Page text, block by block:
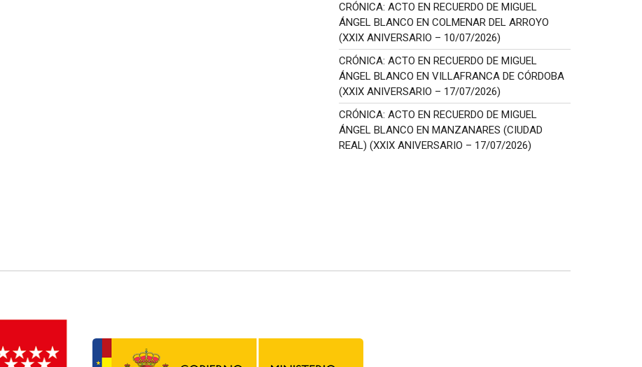
CRÓNICA: ACTO EN RECUERDO DE MIGUEL
ÁNGEL BLANCO EN COLMENAR DEL ARROYO
(XXIX ANIVERSARIO – 10/07/2026)
CRÓNICA: ACTO EN RECUERDO DE MIGUEL
ÁNGEL BLANCO EN VILLAFRANCA DE CÓRDOBA
(XXIX ANIVERSARIO – 17/07/2026)
CRÓNICA: ACTO EN RECUERDO DE MIGUEL
ÁNGEL BLANCO EN MANZANARES (CIUDAD
REAL) (XXIX ANIVERSARIO – 17/07/2026)